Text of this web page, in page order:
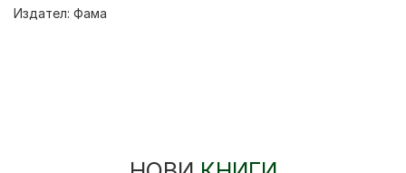
Издател: Фама